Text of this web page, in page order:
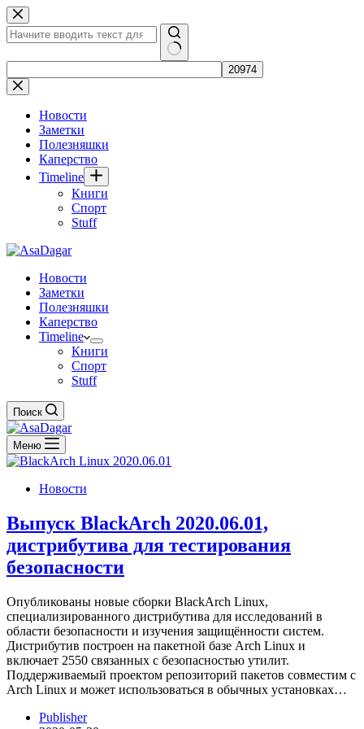
Перейти
к
сути
не
найдено
Новости
Заметки
Полезняшки
Каперство
Timeline
Книги
Спорт
Stuff
Новости
Заметки
Полезняшки
Каперство
Timeline
Книги
Спорт
Stuff
Поиск
Меню
Новости
Выпуск BlackArch 2020.06.01,
дистрибутива для тестирования
безопасности
Опубликованы новые сборки BlackArch Linux,
специализированного дистрибутива для исследований в
области безопасности и изучения защищённости систем.
Дистрибутив построен на пакетной базе Arch Linux и
включает 2550 связанных с безопасностью утилит.
Поддерживаемый проектом репозиторий пакетов совместим с
Arch Linux и может использоваться в обычных установках…
Publisher